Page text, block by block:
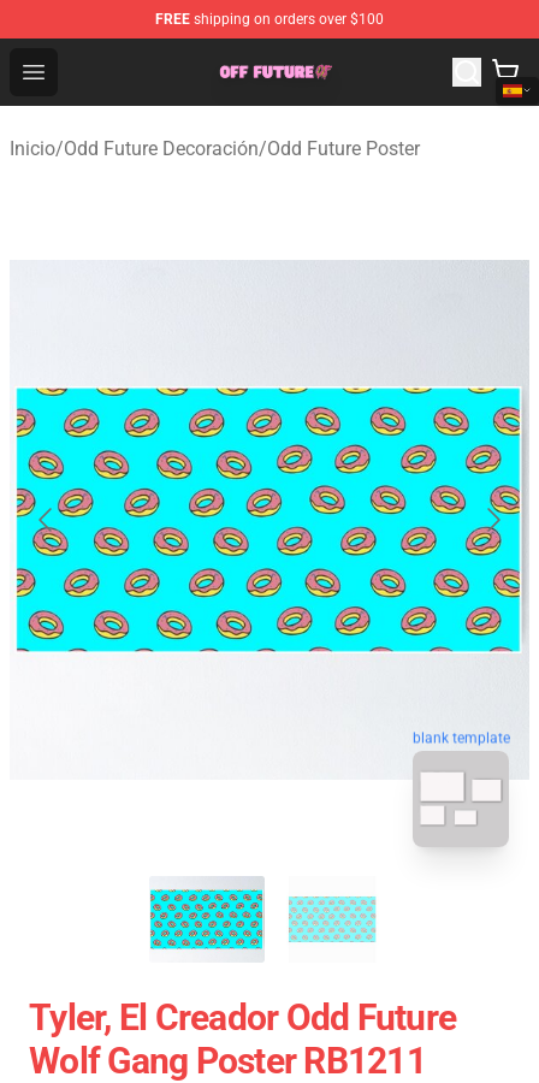
FREE shipping on orders over $100
Open menu
Odd Future Store - Official Odd Future Merchandise Shop
Inicio/Odd Future Decoración/Odd Future Poster
blank template
Tyler, El Creador Odd Future
Wolf Gang Poster RB1211